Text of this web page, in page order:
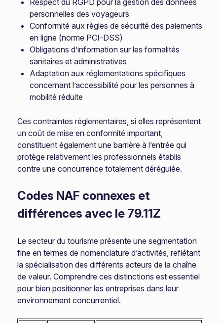
Respect du RGPD pour la gestion des données
personnelles des voyageurs
Conformité aux règles de sécurité des paiements
en ligne (norme PCI-DSS)
Obligations d’information sur les formalités
sanitaires et administratives
Adaptation aux réglementations spécifiques
concernant l’accessibilité pour les personnes à
mobilité réduite
Ces contraintes réglementaires, si elles représentent
un coût de mise en conformité important,
constituent également une barrière à l’entrée qui
protège relativement les professionnels établis
contre une concurrence totalement dérégulée.
Codes NAF connexes et
différences avec le 79.11Z
Le secteur du tourisme présente une segmentation
fine en termes de nomenclature d’activités, reflétant
la spécialisation des différents acteurs de la chaîne
de valeur. Comprendre ces distinctions est essentiel
pour bien positionner les entreprises dans leur
environnement concurrentiel.